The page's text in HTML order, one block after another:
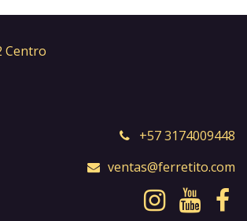
Centro
+57 3174009448
ventas@ferretito.com